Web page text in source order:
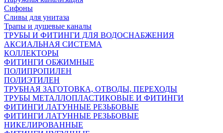
Сифоны
Сливы для унитаза
Трапы и душевые каналы
ТРУБЫ И ФИТИНГИ ДЛЯ ВОДОСНАБЖЕНИЯ
АКСИАЛЬНАЯ СИСТЕМА
КОЛЛЕКТОРЫ
ФИТИНГИ ОБЖИМНЫЕ
ПОЛИПРОПИЛЕН
ПОЛИЭТИЛЕН
ТРУБНАЯ ЗАГОТОВКА, ОТВОДЫ, ПЕРЕХОДЫ
ТРУБЫ МЕТАЛЛОПЛАСТИКОВЫЕ И ФИТИНГИ
ФИТИНГИ ЛАТУННЫЕ РЕЗЬБОВЫЕ
ФИТИНГИ ЛАТУННЫЕ РЕЗЬБОВЫЕ
НИКЕЛИРОВАННЫЕ